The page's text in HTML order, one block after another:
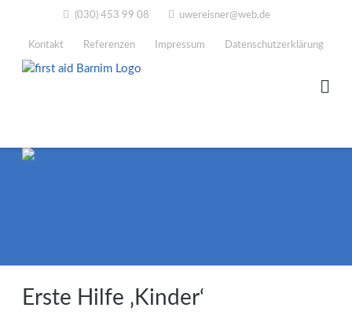
(030) 453 99 08 uwereisner@web.de
Kontakt Referenzen Impressum Datenschutzerklärung
Erste Hilfe ‚Kinder‘